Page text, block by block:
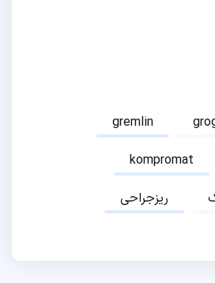
gremlin
kompromat
ریزجراحی